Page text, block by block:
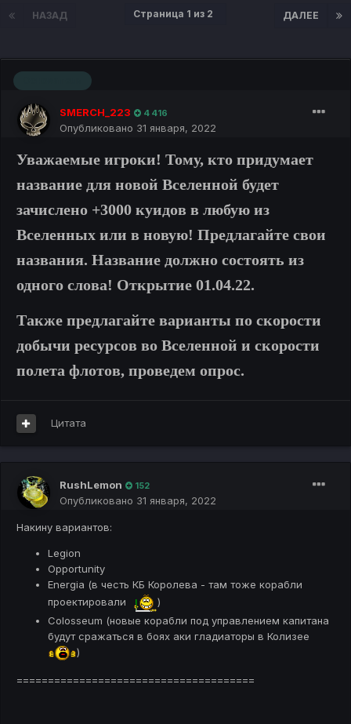
НАЗАД ДАЛЕЕ
Страница 1 из 2
SMERCH_223 4 416
Опубликовано 31 января, 2022
Уважаемые игроки! Тому, кто придумает
название для новой Вселенной будет
зачислено +3000 куидов в любую из
Вселенных или в новую! Предлагайте свои
названия. Название должно состоять из
одного слова! Открытие 01.04.22.
Также предлагайте варианты по скорости
добычи ресурсов во Вселенной и скорости
полета флотов, проведем опрос.
Цитата
RushLemon 152
Опубликовано 31 января, 2022
Накину вариантов:
Legion
Opportunity
Energia (в честь КБ Королева - там тоже корабли
проектировали
)
Colosseum (новые корабли под управлением капитана
будут сражаться в боях аки гладиаторы в Колизее
)
======================================